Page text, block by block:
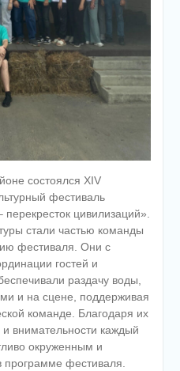
состоялся XIV
фестиваль
цивилизаций».
стали частью команды
фестиваля. Они с
гостей и
раздачу воды,
и на сцене, поддерживая
команде. Благодаря их
и внимательности каждый
окруженным и
программе фестиваля.